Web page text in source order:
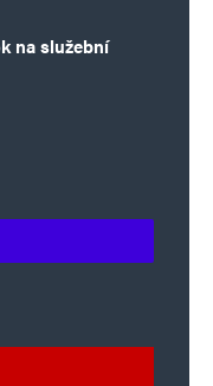
na služební